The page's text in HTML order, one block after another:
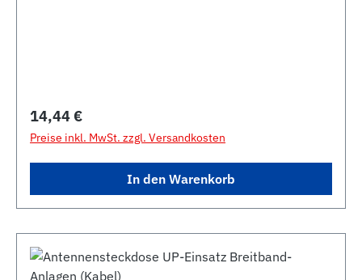
Regulärer Preis:
14,44 €
Preise inkl. MwSt. zzgl. Versandkosten
In den Warenkorb